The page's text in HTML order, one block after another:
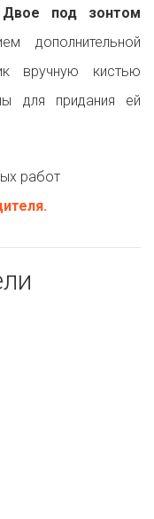
Двое под зонтом
дополнительной
вручную кистью
для придания ей
работ